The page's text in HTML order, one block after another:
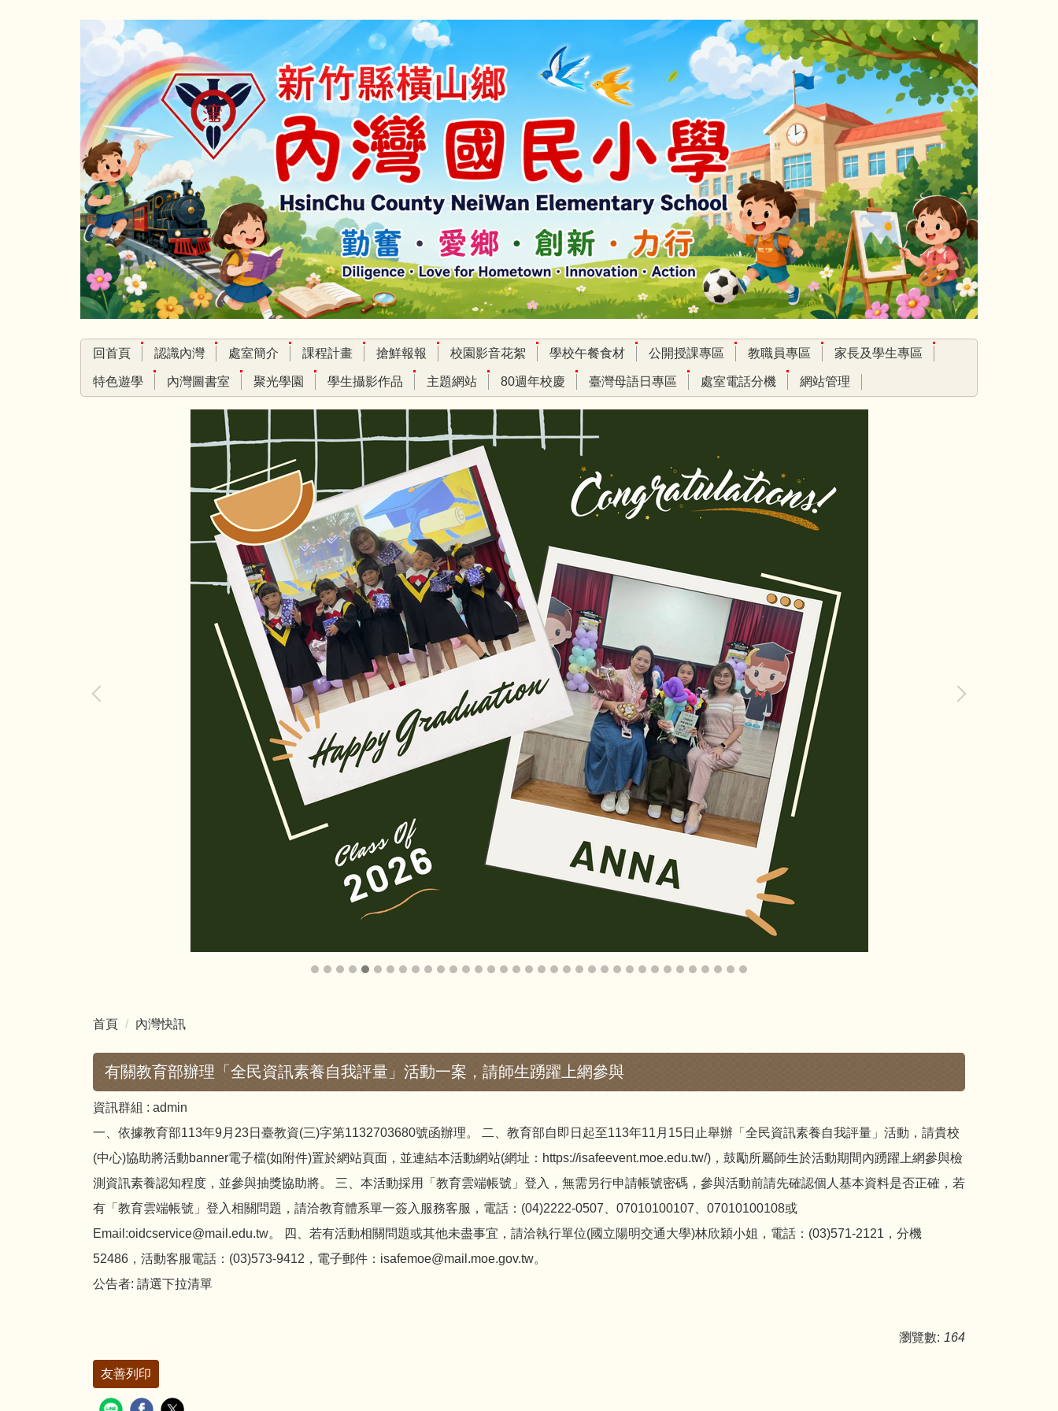
回首頁 認識內灣 處室簡介 課程計畫 搶鮮報報 校園影音花絮 學校午餐食材 公開授課專區 教職員專區 家長及學生專區
特色遊學 內灣圖書室 聚光學園 學生攝影作品 主題網站 80週年校慶 臺灣母語日專區 處室電話分機 網站管理
首頁 內灣快訊
有關教育部辦理「全民資訊素養自我評量」活動一案，請師生踴躍上網參與
資訊群組 : admin
一、依據教育部113年9月23日臺教資(三)字第1132703680號函辦理。 二、教育部自即日起至113年11月15日止舉辦「全民資訊素養自我評量」活動，請貴校
(中心)協助將活動banner電子檔(如附件)置於網站頁面，並連結本活動網站(網址：https://isafeevent.moe.edu.tw/)，鼓勵所屬師生於活動期間內踴躍上網參與檢
測資訊素養認知程度，並參與抽獎協助將。 三、本活動採用「教育雲端帳號」登入，無需另行申請帳號密碼，參與活動前請先確認個人基本資料是否正確，若
有「教育雲端帳號」登入相關問題，請洽教育體系單一簽入服務客服，電話：(04)2222-0507、07010100107、07010100108或
Email:oidcservice@mail.edu.tw。 四、若有活動相關問題或其他未盡事宜，請洽執行單位(國立陽明交通大學)林欣穎小姐，電話：(03)571-2121，分機
52486，活動客服電話：(03)573-9412，電子郵件：isafemoe@mail.moe.gov.tw。
公告者: 請選下拉清單
瀏覽數: 164
友善列印